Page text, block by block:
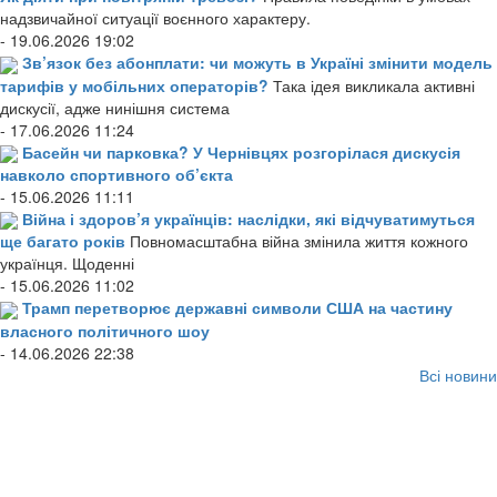
надзвичайної ситуації воєнного характеру.
- 19.06.2026 19:02
Зв’язок без абонплати: чи можуть в Україні змінити модель
тарифів у мобільних операторів? Така ідея викликала активні
дискусії, адже нинішня система
- 17.06.2026 11:24
Басейн чи парковка? У Чернівцях розгорілася дискусія
навколо спортивного об’єкта
- 15.06.2026 11:11
Війна і здоров’я українців: наслідки, які відчуватимуться
ще багато років Повномасштабна війна змінила життя кожного
українця. Щоденні
- 15.06.2026 11:02
Трамп перетворює державні символи США на частину
власного політичного шоу
- 14.06.2026 22:38
Всі новини